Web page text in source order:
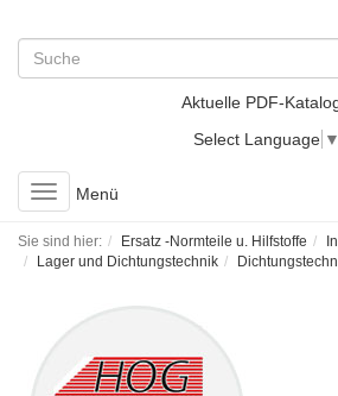
Aktuelle PDF-
Select Language ▼
Toggle
navigation
Menü
Sie sind hier: Ersatz -Normteile u. Hilfstoffe
Lager und Dichtungstechnik